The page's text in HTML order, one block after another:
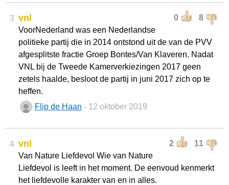
3 0 8
vnl
VoorNederland was een Nederlandse
politieke partij die in 2014 ontstond uit de van de PVV
afgesplitste fractie Groep Bontes/Van Klaveren. Nadat
VNL bij de Tweede Kamerverkiezingen 2017 geen
zetels haalde, besloot de partij in juni 2017 zich op te
heffen.
Flip de Haan - 12 oktober 2019
4 2 11
vnl
Van Nature Liefdevol Wie van Nature
Liefdevol is leeft in het moment. De eenvoud kenmerkt
het liefdevolle karakter van en in alles.